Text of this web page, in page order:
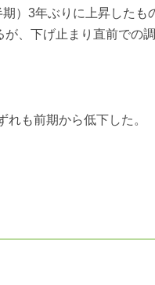
）3年ぶりに上昇したも
、下げ止まり直前での
も前期から低下した。